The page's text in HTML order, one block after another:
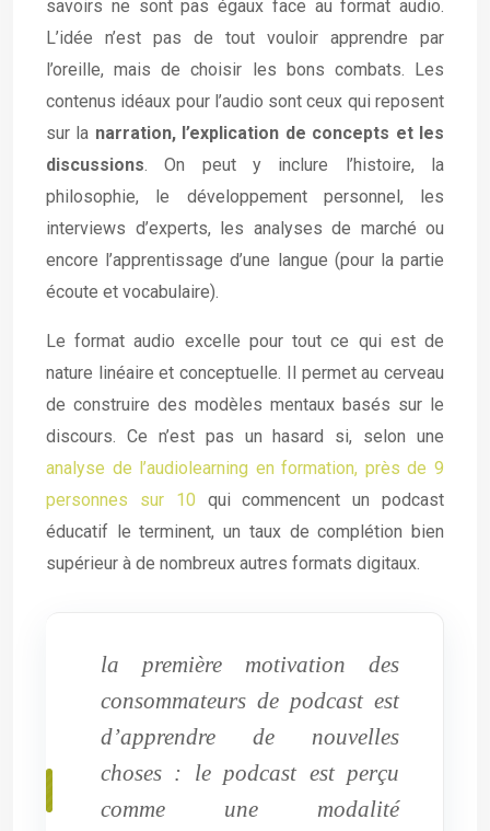
savoirs ne sont pas égaux face au format audio.
L’idée n’est pas de tout vouloir apprendre par
l’oreille, mais de choisir les bons combats. Les
contenus idéaux pour l’audio sont ceux qui reposent
sur la narration, l’explication de concepts et les
discussions. On peut y inclure l’histoire, la
philosophie, le développement personnel, les
interviews d’experts, les analyses de marché ou
encore l’apprentissage d’une langue (pour la partie
écoute et vocabulaire).
Le format audio excelle pour tout ce qui est de
nature linéaire et conceptuelle. Il permet au cerveau
de construire des modèles mentaux basés sur le
discours. Ce n’est pas un hasard si, selon une
analyse de l’audiolearning en formation, près de 9
personnes sur 10 qui commencent un podcast
éducatif le terminent, un taux de complétion bien
supérieur à de nombreux autres formats digitaux.
la première motivation des
consommateurs de podcast est
d’apprendre de nouvelles
choses : le podcast est perçu
comme une modalité